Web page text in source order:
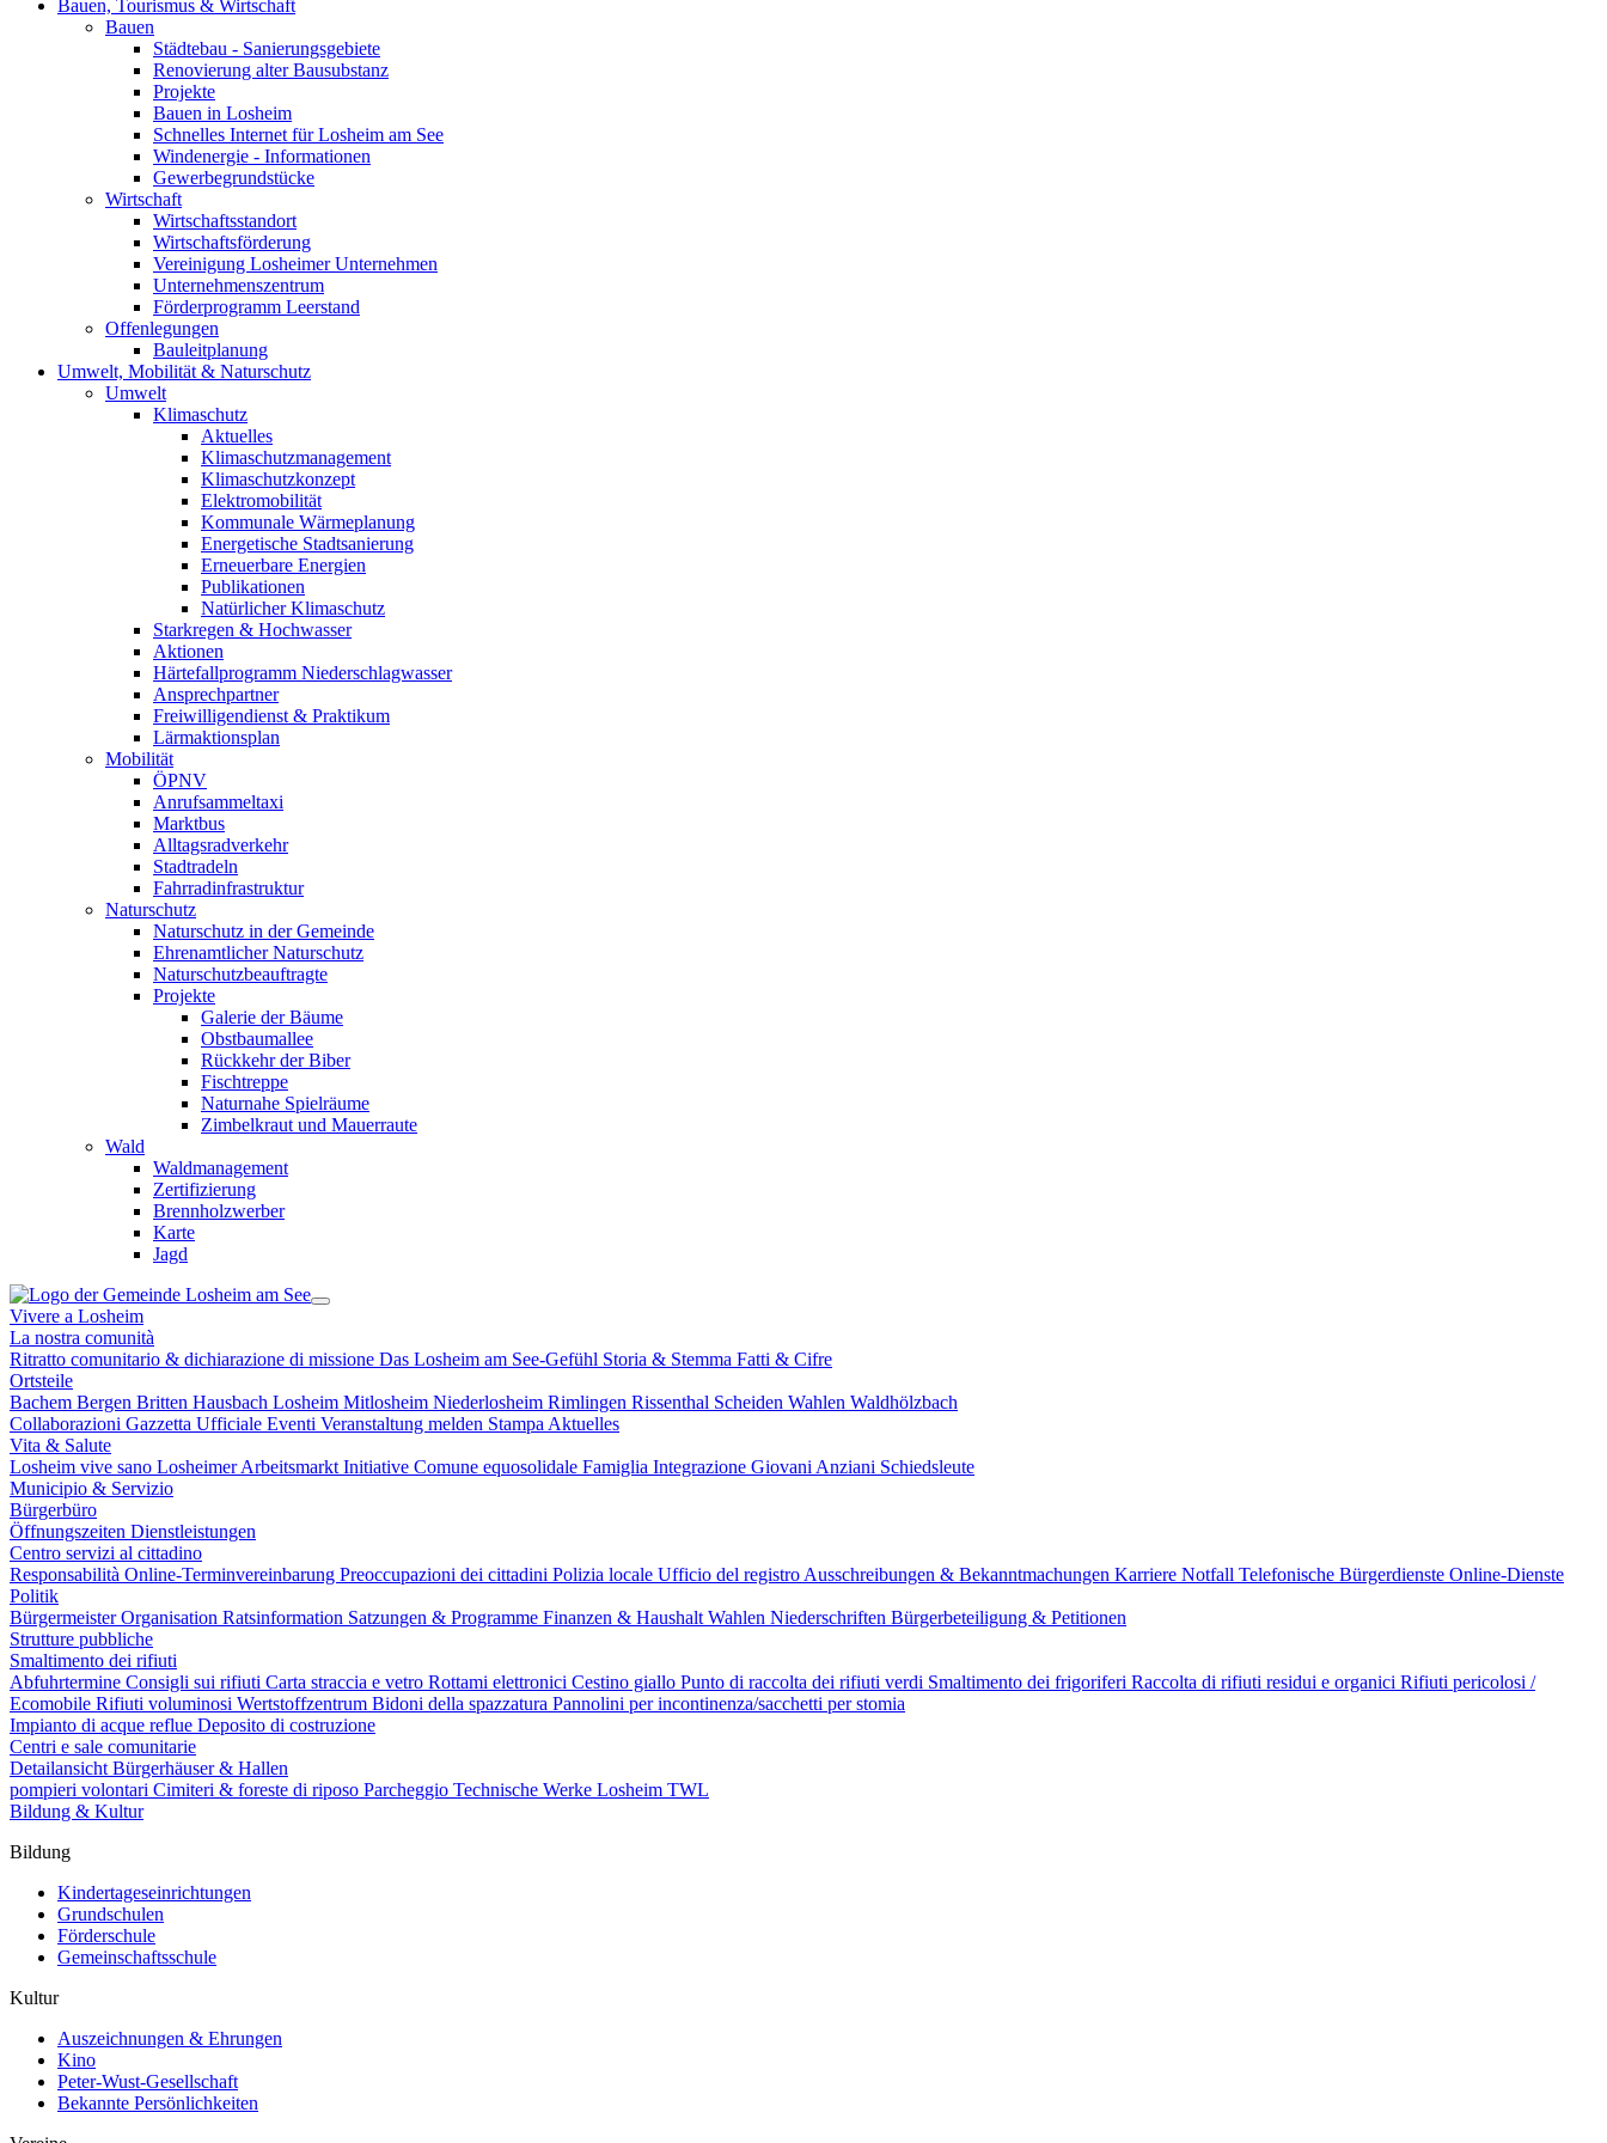
Bauen, Tourismus & Wirtschaft
Bauen
Städtebau - Sanierungsgebiete
Renovierung alter Bausubstanz
Projekte
Bauen in Losheim
Schnelles Internet für Losheim am See
Windenergie - Informationen
Gewerbegrundstücke
Wirtschaft
Wirtschaftsstandort
Wirtschaftsförderung
Vereinigung Losheimer Unternehmen
Unternehmenszentrum
Förderprogramm Leerstand
Offenlegungen
Bauleitplanung
Umwelt, Mobilität & Naturschutz
Umwelt
Klimaschutz
Aktuelles
Klimaschutzmanagement
Klimaschutzkonzept
Elektromobilität
Kommunale Wärmeplanung
Energetische Stadtsanierung
Erneuerbare Energien
Publikationen
Natürlicher Klimaschutz
Starkregen & Hochwasser
Aktionen
Härtefallprogramm Niederschlagwasser
Ansprechpartner
Freiwilligendienst & Praktikum
Lärmaktionsplan
Mobilität
ÖPNV
Anrufsammeltaxi
Marktbus
Alltagsradverkehr
Stadtradeln
Fahrradinfrastruktur
Naturschutz
Naturschutz in der Gemeinde
Ehrenamtlicher Naturschutz
Naturschutzbeauftragte
Projekte
Galerie der Bäume
Obstbaumallee
Rückkehr der Biber
Fischtreppe
Naturnahe Spielräume
Zimbelkraut und Mauerraute
Wald
Waldmanagement
Zertifizierung
Brennholzwerber
Karte
Jagd
Vivere a Losheim
La nostra comunità
Ritratto comunitario & dichiarazione di missione Das Losheim am See-Gefühl Storia & Stemma Fatti & Cifre
Ortsteile
Bachem Bergen Britten Hausbach Losheim Mitlosheim Niederlosheim Rimlingen Rissenthal Scheiden Wahlen Waldhölzbach
Collaborazioni Gazzetta Ufficiale Eventi Veranstaltung melden Stampa Aktuelles
Vita & Salute
Losheim vive sano Losheimer Arbeitsmarkt Initiative Comune equosolidale Famiglia Integrazione Giovani Anziani Schiedsleute
Municipio & Servizio
Bürgerbüro
Öffnungszeiten Dienstleistungen
Centro servizi al cittadino
Responsabilità Online-Terminvereinbarung Preoccupazioni dei cittadini Polizia locale Ufficio del registro Ausschreibungen & Bekanntmachungen Karriere Notfall Telefonische Bürgerdienste Online-Dienste
Politik
BürgermeisterOrganisation Ratsinformation Satzungen & Programme Finanzen & Haushalt Wahlen Niederschriften Bürgerbeteiligung & Petitionen
Strutture pubbliche
Smaltimento dei rifiuti
Abfuhrtermine Consigli sui rifiuti Carta straccia e vetro Rottami elettronici Cestino giallo Punto di raccolta dei rifiuti verdi Smaltimento dei frigoriferi Raccolta di rifiuti residui e organici Rifiuti pericolosi /
Ecomobile Rifiuti voluminosi Wertstoffzentrum Bidoni della spazzatura Pannolini per incontinenza/sacchetti per stomia
Impianto di acque reflue Deposito di costruzione
Centri e sale comunitarie
Detailansicht Bürgerhäuser & Hallen
pompieri volontari Cimiteri & foreste di riposo Parcheggio Technische Werke Losheim TWL
Bildung & Kultur
Bildung
Kindertageseinrichtungen
Grundschulen
Förderschule
Gemeinschaftsschule
Kultur
Auszeichnungen & Ehrungen
Kino
Peter-Wust-Gesellschaft
Bekannte Persönlichkeiten